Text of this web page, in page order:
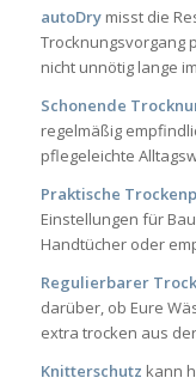
autoDrymisst die
Trocknungsvorgang
nicht unnötig lange
Schonende
regelmäßig
pflegeleichte
Praktische
Einstellungen für
Handtücher oder
Regulierbarer
darüber, ob Eure
extra trocken aus
Knitterschutz kann